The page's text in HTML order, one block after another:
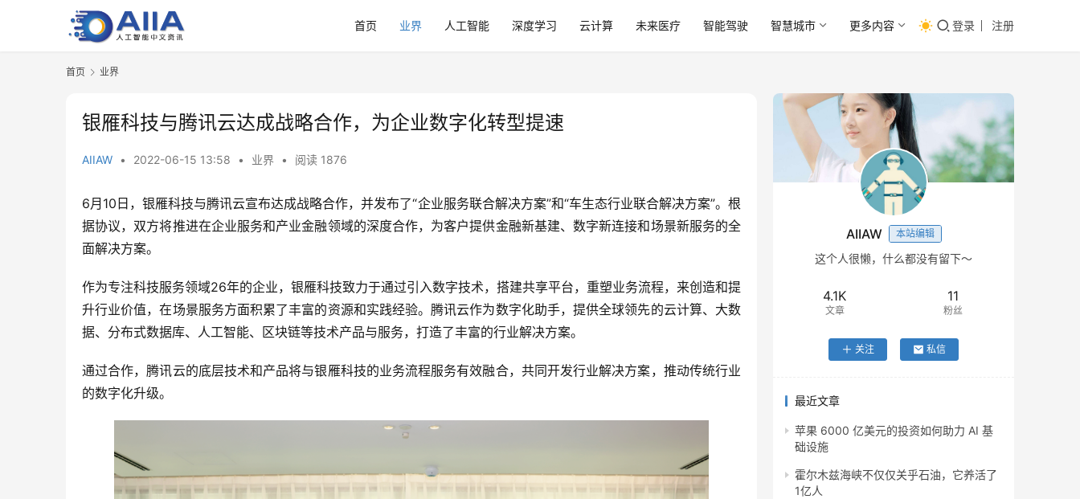
首页 业界 人工智能 深度学习 云计算 未来医疗 智能驾驶 智慧城市 更多内容 登录 注册
首页 业界
银雁科技与腾讯云达成战略合作，为企业数字化转型提速
AIIAW • 2022-06-15 13:58 • 业界 • 阅读 1876
6月10日，银雁科技与腾讯云宣布达成战略合作，并发布了“企业服务联合解决方案”和“车生态行业联合解决方案”。根
据协议，双方将推进在企业服务和产业金融领域的深度合作，为客户提供金融新基建、数字新连接和场景新服务的全
面解决方案。
作为专注科技服务领域26年的企业，银雁科技致力于通过引入数字技术，搭建共享平台，重塑业务流程，来创造和提
升行业价值，在场景服务方面积累了丰富的资源和实践经验。腾讯云作为数字化助手，提供全球领先的云计算、大数
据、分布式数据库、人工智能、区块链等技术产品与服务，打造了丰富的行业解决方案。
通过合作，腾讯云的底层技术和产品将与银雁科技的业务流程服务有效融合，共同开发行业解决方案，推动传统行业
的数字化升级。
AIIAW 本站编辑
这个人很懒，什么都没有留下～
4.1K
文章
11
粉丝
关注 私信
最近文章
苹果 6000 亿美元的投资如何助力 AI 基
础设施
霍尔木兹海峡不仅仅关乎石油，它养活了
1亿人